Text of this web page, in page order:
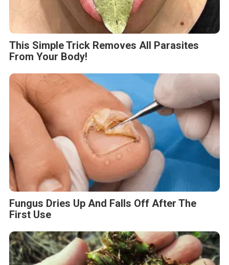
This Simple Trick Removes All Parasites
From Your Body!
Fungus Dries Up And Falls Off After The
First Use